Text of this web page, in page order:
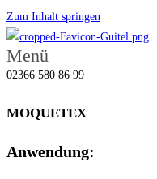
Zum Inhalt springen
Menü
02366 580 86 99
MOQUETEX
Anwendung: